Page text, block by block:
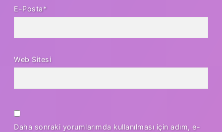
E-Posta*
Web Sitesi
Daha sonraki yorumlarımda kullanılması için adım, e-